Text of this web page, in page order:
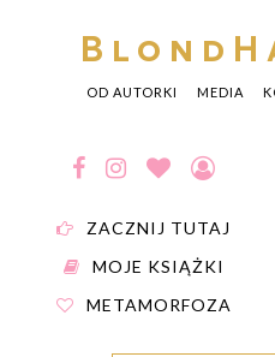
OD AUTORKI MEDIA
ZACZNIJ TUTAJ
MOJE KSIĄŻKI
METAMORFOZA